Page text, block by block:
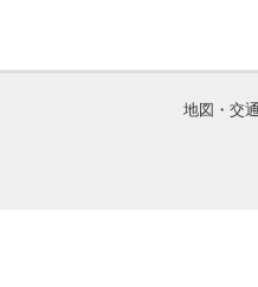
地図・交通